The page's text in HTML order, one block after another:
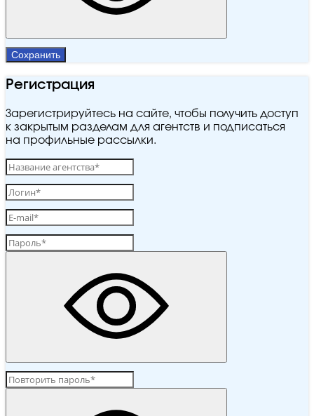
Сохранить
Регистрация
Зарегистрируйтесь на сайте, чтобы получить доступ
к закрытым разделам для агентств и подписаться
на профильные рассылки.